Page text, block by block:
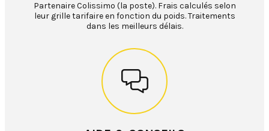
Partenaire Colissimo (la poste). Frais calculés selon
leur grille tarifaire en fonction du poids. Traitements
dans les meilleurs délais.